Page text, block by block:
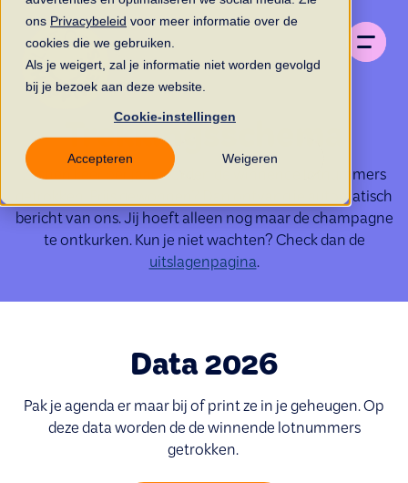
ons Privacybeleid voor meer informatie over de
cookies die we gebruiken.
Als je weigert, zal je informatie niet worden gevolgd
bij je bezoek aan deze website.
Cookie-instellingen
Accepteren Weigeren
Trekkingsschema
Zestien keer per jaar worden de winnende lotnummers
getrokken. Prijs gewonnen? Dan ontvang je automatisch
bericht van ons. Jij hoeft alleen nog maar de champagne
te ontkurken. Kun je niet wachten? Check dan de
uitslagenpagina.
Data 2026
Pak je agenda er maar bij of print ze in je geheugen. Op
deze data worden de de winnende lotnummers
getrokken.